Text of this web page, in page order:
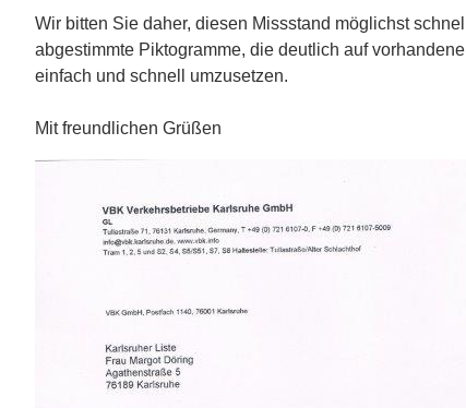
Wir bitten Sie daher, diesen Missstand möglichst
abgestimmte Piktogramme, die deutlich auf
einfach und schnell umzusetzen.
Mit freundlichen Grüßen